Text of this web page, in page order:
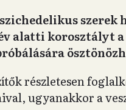
szerek
alatti korosztályt
részletesen
ugyanakkor a